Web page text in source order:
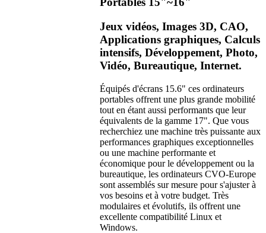
Jeux vidéos, Images 3D, CAO,
Applications graphiques, Calculs
intensifs, Développement, Photo,
Vidéo, Bureautique, Internet.
Équipés d'écrans 15.6" ces ordinateurs
portables offrent une plus grande mobilité
tout en étant aussi performants que leur
équivalents de la gamme 17". Que vous
recherchiez une machine très puissante aux
performances graphiques exceptionnelles
ou une machine performante et
économique pour le développement ou la
bureautique, les ordinateurs CVO-Europe
sont assemblés sur mesure pour s'ajuster à
vos besoins et à votre budget. Très
modulaires et évolutifs, ils offrent une
excellente compatibilité Linux et
Windows.